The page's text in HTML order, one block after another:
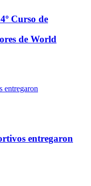
Curso de
de World
entregaron